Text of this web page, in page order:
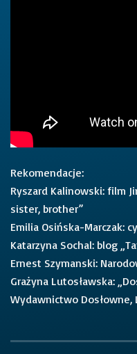
Rekomendacje:
Ryszard Kalinowski: film
sister, brother”
Emilia Osińska-Marczak:
Katarzyna Sochal: blog
Ernest Szymanski:
Grażyna Lutosławska:
Wydawnictwo Dosłowne,